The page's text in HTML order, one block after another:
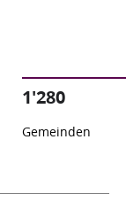
1'280
Gemeinden